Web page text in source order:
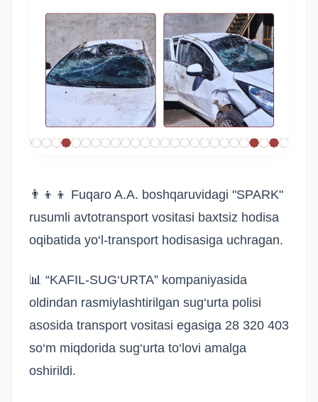
👨‍👦‍👦 Fuqaro A.A. boshqaruvidagi "SPARK"
rusumli avtotransport vositasi baxtsiz hodisa
oqibatida yo‘l-transport hodisasiga uchragan.
📊 “KAFIL-SUG‘URTA” kompaniyasida
oldindan rasmiylashtirilgan sug‘urta polisi
asosida transport vositasi egasiga 28 320 403
so‘m miqdorida sug‘urta to‘lovi amalga
oshirildi.